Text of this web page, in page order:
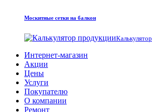
Москитные сетки на балкон
Калькулятор
Интернет-магазин
Акции
Цены
Услуги
Покупателю
О компании
Ремонт